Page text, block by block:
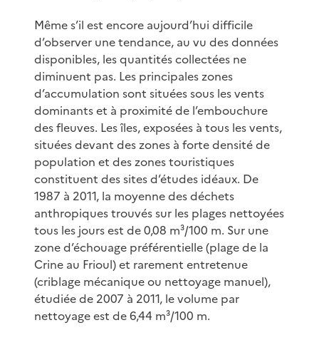
Même s’il est encore aujourd’hui difficile
d’observer une tendance, au vu des données
disponibles, les quantités collectées ne
diminuent pas. Les principales zones
d’accumulation sont situées sous les vents
dominants et à proximité de l’embouchure
des fleuves. Les îles, exposées à tous les vents,
situées devant des zones à forte densité de
population et des zones touristiques
constituent des sites d’études idéaux. De
1987 à 2011, la moyenne des déchets
anthropiques trouvés sur les plages nettoyées
tous les jours est de 0,08 m³/100 m. Sur une
zone d’échouage préférentielle (plage de la
Crine au Frioul) et rarement entretenue
(criblage mécanique ou nettoyage manuel),
étudiée de 2007 à 2011, le volume par
nettoyage est de 6,44 m³/100 m.